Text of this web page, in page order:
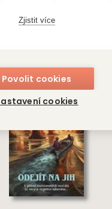
Zjistit více
Povolit cookies
cookies